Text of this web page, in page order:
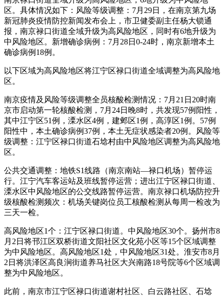
区。具体情况如下：风险等级调整：7月29日，在南京第九场
新冠肺炎疫情防控新闻发布会上，市卫健委副主任杨大锁通
报，南京禄口街道全域升级为高风险地区，同时有6地升级为
中风险地区。新增确诊病例：7月28日0-24时，南京新增本土
确诊病例18例。
以下区域为高风险地区将江宁区禄口街道全域调整为高风险地
区。
南京疫情及风险等级调整全员核酸检测情况：7月21日20时南
京市启动第一轮核酸检测，7月24日晚8时，共发现57例阳性，
其中江宁区51例，溧水区4例，建邺区1例，高淳区1例。57例
阳性中，本土确诊病例37例，本土无症状感染者20例。风险等
级调整：江宁区禄口街道石埝村由中风险地区调整为高风险地
区。
公共交通调整：地铁S1线路（南京南站—禄口机场）暂停运
行。江宁汽车客运站及班线暂停运营；进出江宁区禄口街道、
溧水区中风险地区的公交线路暂停运营。南京禄口机场防控升
级核酸检测频次：机场关键岗位员工核酸检测从每周一检改为
三天一检。
高风险地区1个：江宁区禄口街道。中风险地区30个。扬州市8
月2日将邗江区双桥街道文阳社区文化苑小区等15个区域调整
为中风险地区。高风险地区1处，中风险地区31处。淮安市8月
2日将洪泽区高良涧街道养马社区大兴南路18号院等6个区域调
整为中风险地区。
此前，南京市江宁区禄口街道谢村社区、白云路社区、石埝